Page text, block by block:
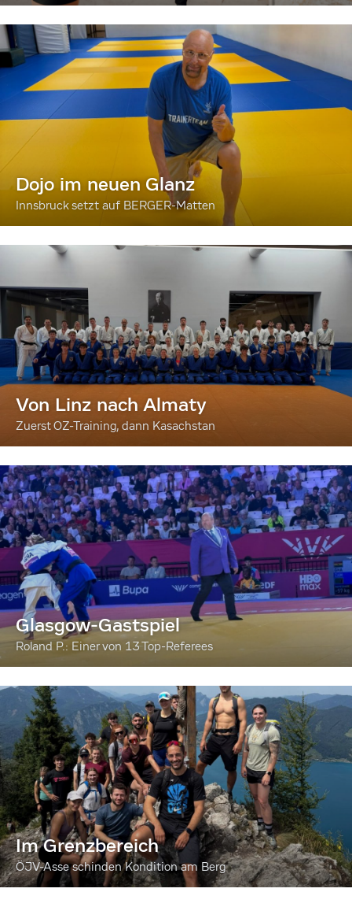
Dojo im neuen Glanz
Innsbruck setzt auf BERGER-Matten
Von Linz nach Almaty
Zuerst OZ-Training, dann Kasachstan
Glasgow-Gastspiel
Roland P.: Einer von 13 Top-Referees
Im Grenzbereich
ÖJV-Asse schinden Kondition am Berg